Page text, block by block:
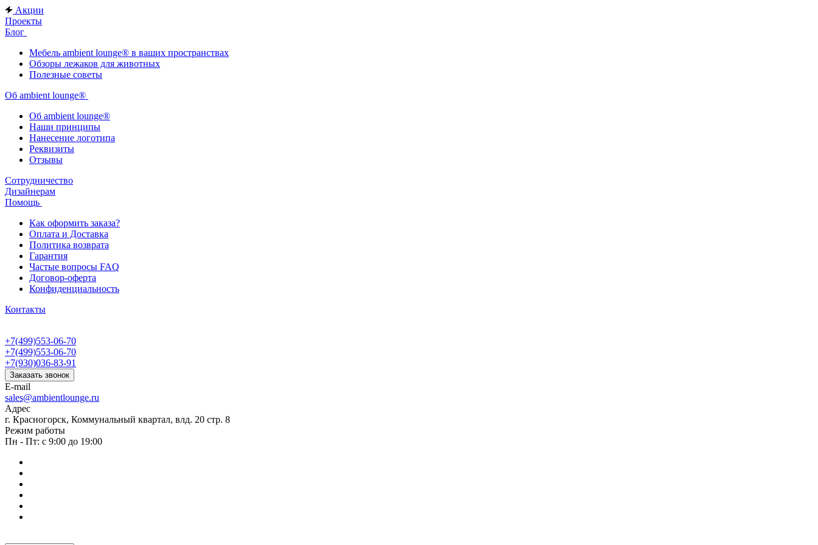
Акции
Проекты
Блог
Мебель ambient lounge® в ваших пространствах
Обзоры лежаков для животных
Полезные советы
Об ambient lounge®
Oб ambient lounge®
Наши принципы
Нанесение логотипа
Реквизиты
Отзывы
Сотрудничество
Дизайнерам
Помощь
Как оформить заказа?
Оплата и Доставка
Политика возврата
Гарантия
Частые вопросы FAQ
Договор-оферта
Конфиденциальность
Контакты
+7(499)553-06-70
+7(499)553-06-70
+7(930)036-83-91
Заказать звонок
E-mail
sales@ambientlounge.ru
Адрес
г. Красногорск, Коммунальный квартал, влд. 20 стр. 8
Режим работы
Пн - Пт: с 9:00 до 19:00